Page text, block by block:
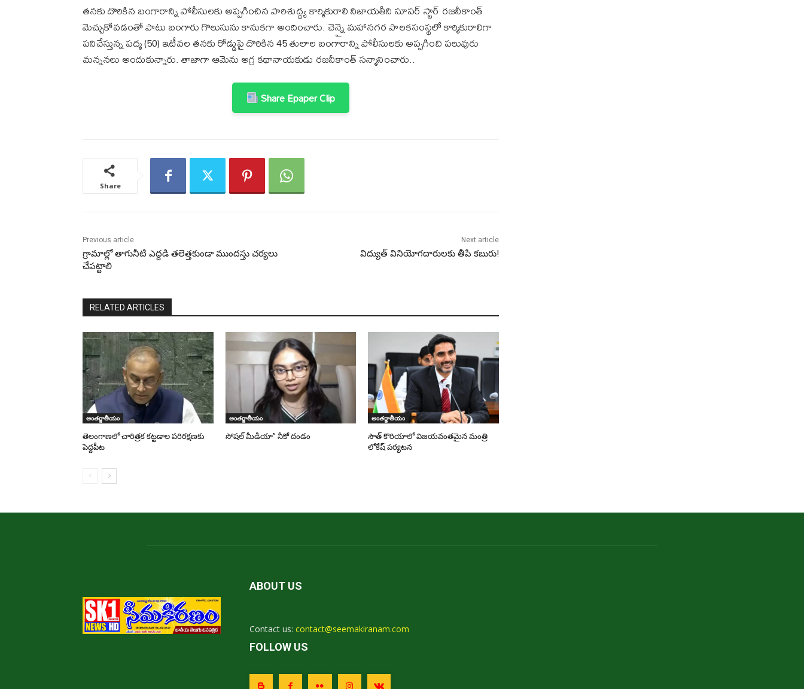
తనకు దొరికిన బంగారాన్ని పోలీసులకు అప్పగించిన పారిశుద్ధ్య కార్మికురాలి నిజాయతీని సూపర్ స్టార్ రజనీకాంత్
మెచ్చుకోవడంతో పాటు బంగారు గొలుసును కానుకగా అందించారు. చెన్నై మహానగర పాలకసంస్థలో కార్మికురాలిగా
పనిచేస్తున్న పద్మ (50) ఇటీవల తనకు రోడ్డుపై దొరికిన 45 తులాల బంగారాన్ని పోలీసులకు అప్పగించి పలువురు
మన్ననలు అందుకున్నారు. తాజాగా ఆమెను అగ్ర కథానాయకుడు రజనీకాంత్‌ సన్మానించారు..
Share Epaper Clip
Share
Previous article
గ్రామాల్లో తాగునీటి ఎద్దడి తలెత్తకుండా ముందస్తు చర్యలు
చేపట్టాలి
Next article
విద్యుత్ వినియోగదారులకు తీపి కబురు!
RELATED ARTICLES
అంతర్జాతీయం
తెలంగాణలో చారిత్రక కట్టడాల పరిరక్షణకు
పెద్దపీట
అంతర్జాతీయం
సోషల్ మీడియా” నీకో దండం
అంతర్జాతీయం
సౌత్ కొరియాలో విజయవంతమైన మంత్రి
లోకేష్ పర్యటన
ABOUT US
Contact us: contact@seemakiranam.com
FOLLOW US